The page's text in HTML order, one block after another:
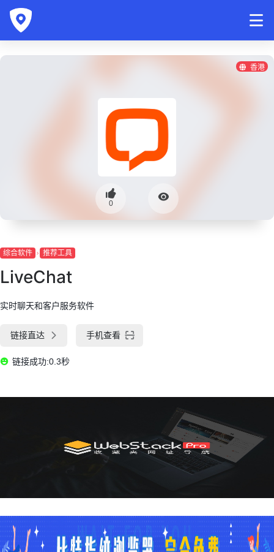
香港
0
综合软件 推荐工具
LiveChat
实时聊天和客户服务软件
链接直达 手机查看
链接成功:0.3秒